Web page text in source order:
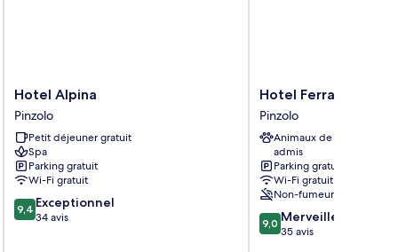
Hotel
Alpina
Pinzolo
Hotel Alpina
Pinzolo
Petit déjeuner gratuit
Spa
Parking gratuit
Wi-Fi gratuit
9.4
sur
9,4 Exceptionnel
34 avis
Hotel
Ferrari
Pinzolo
Hotel Ferrari
Pinzolo
Animaux de compagnie
admis
Parking gratuit
Wi-Fi gratuit
Non-fumeurs
9.0
sur
9,0 Merveilleux
35 avis